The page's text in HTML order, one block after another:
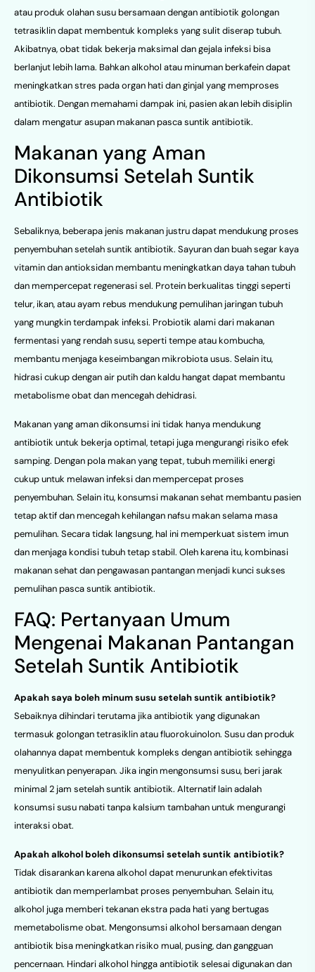
atau produk olahan susu bersamaan dengan antibiotik golongan
tetrasiklin dapat membentuk kompleks yang sulit diserap tubuh.
Akibatnya, obat tidak bekerja maksimal dan gejala infeksi bisa
berlanjut lebih lama. Bahkan alkohol atau minuman berkafein dapat
meningkatkan stres pada organ hati dan ginjal yang memproses
antibiotik. Dengan memahami dampak ini, pasien akan lebih disiplin
dalam mengatur asupan makanan pasca suntik antibiotik.
Makanan yang Aman
Dikonsumsi Setelah Suntik
Antibiotik
Sebaliknya, beberapa jenis makanan justru dapat mendukung proses
penyembuhan setelah suntik antibiotik. Sayuran dan buah segar kaya
vitamin dan antioksidan membantu meningkatkan daya tahan tubuh
dan mempercepat regenerasi sel. Protein berkualitas tinggi seperti
telur, ikan, atau ayam rebus mendukung pemulihan jaringan tubuh
yang mungkin terdampak infeksi. Probiotik alami dari makanan
fermentasi yang rendah susu, seperti tempe atau kombucha,
membantu menjaga keseimbangan mikrobiota usus. Selain itu,
hidrasi cukup dengan air putih dan kaldu hangat dapat membantu
metabolisme obat dan mencegah dehidrasi.
Makanan yang aman dikonsumsi ini tidak hanya mendukung
antibiotik untuk bekerja optimal, tetapi juga mengurangi risiko efek
samping. Dengan pola makan yang tepat, tubuh memiliki energi
cukup untuk melawan infeksi dan mempercepat proses
penyembuhan. Selain itu, konsumsi makanan sehat membantu pasien
tetap aktif dan mencegah kehilangan nafsu makan selama masa
pemulihan. Secara tidak langsung, hal ini memperkuat sistem imun
dan menjaga kondisi tubuh tetap stabil. Oleh karena itu, kombinasi
makanan sehat dan pengawasan pantangan menjadi kunci sukses
pemulihan pasca suntik antibiotik.
FAQ: Pertanyaan Umum
Mengenai Makanan Pantangan
Setelah Suntik Antibiotik
Apakah saya boleh minum susu setelah suntik antibiotik?
Sebaiknya dihindari terutama jika antibiotik yang digunakan
termasuk golongan tetrasiklin atau fluorokuinolon. Susu dan produk
olahannya dapat membentuk kompleks dengan antibiotik sehingga
menyulitkan penyerapan. Jika ingin mengonsumsi susu, beri jarak
minimal 2 jam setelah suntik antibiotik. Alternatif lain adalah
konsumsi susu nabati tanpa kalsium tambahan untuk mengurangi
interaksi obat.
Apakah alkohol boleh dikonsumsi setelah suntik antibiotik?
Tidak disarankan karena alkohol dapat menurunkan efektivitas
antibiotik dan memperlambat proses penyembuhan. Selain itu,
alkohol juga memberi tekanan ekstra pada hati yang bertugas
memetabolisme obat. Mengonsumsi alkohol bersamaan dengan
antibiotik bisa meningkatkan risiko mual, pusing, dan gangguan
pencernaan. Hindari alkohol hingga antibiotik selesai digunakan dan